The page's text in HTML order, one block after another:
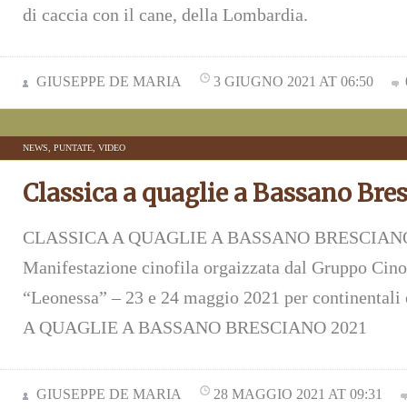
di caccia con il cane, della Lombardia.
GIUSEPPE DE MARIA 3 GIUGNO 2021 AT 06:50
NEWS PUNTATE VIDEO
Classica a quaglie a Bassano
CLASSICA A QUAGLIE A BASSANO
Manifestazione cinofila orgaizzata dal Gruppo
“Leonessa” – 23 e 24 maggio 2021 per
A QUAGLIE A BASSANO BRESCIANO 2021
GIUSEPPE DE MARIA 28 MAGGIO 2021 AT 09:31